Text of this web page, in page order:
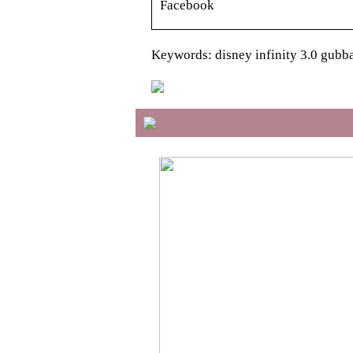
Facebook
Keywords: disney infinity 3.0